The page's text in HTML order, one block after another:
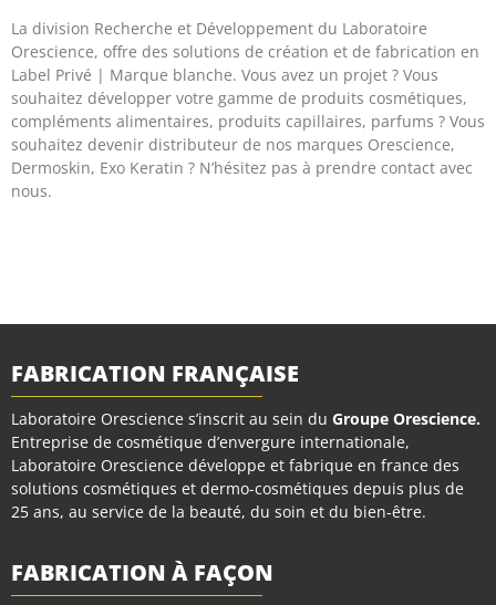
La division Recherche et Développement du Laboratoire
Orescience, offre des solutions de création et de fabrication en
Label Privé | Marque blanche. Vous avez un projet ? Vous
souhaitez développer votre gamme de produits cosmétiques,
compléments alimentaires, produits capillaires, parfums ? Vous
souhaitez devenir distributeur de nos marques Orescience,
Dermoskin, Exo Keratin ? N’hésitez pas à prendre contact avec
nous.
FABRICATION FRANÇAISE
Laboratoire Orescience s’inscrit au sein du Groupe Orescience.
Entreprise de cosmétique d’envergure internationale,
Laboratoire Orescience développe et fabrique en france des
solutions cosmétiques et dermo-cosmétiques depuis plus de
25 ans, au service de la beauté, du soin et du bien-être.
FABRICATION À FAÇON